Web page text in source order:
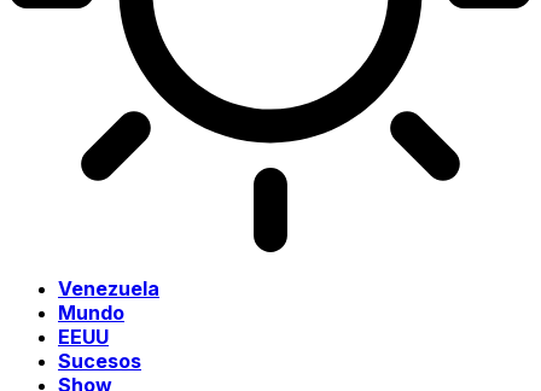
Venezuela
Mundo
EEUU
Sucesos
Show